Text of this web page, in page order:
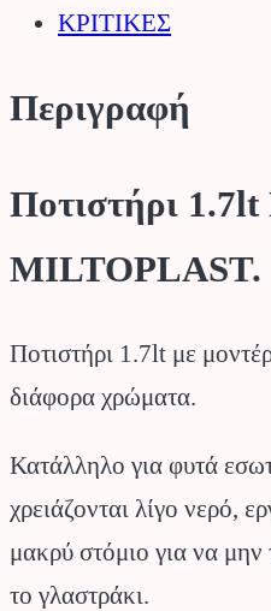
ΚΡΙΤΙΚΕΣ
Περιγραφή
Ποτιστήρι
MILTOPLAST.
Ποτιστήρι 1.7lt με
διάφορα χρώματα.
Κατάλληλο για φυτά
χρειάζονται λίγο νερό,
μακρύ στόμιο για να μην
το γλαστράκι.